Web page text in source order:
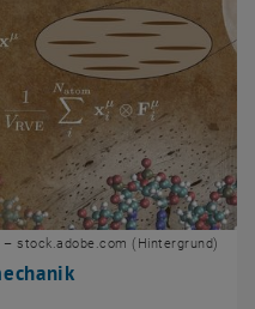
stock.adobe.com (Hintergrund)